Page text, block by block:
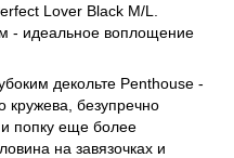
Lover Black M/L.
- идеальное воплощение
декольте Penthouse -
кружева, безупречно
попку еще более
на завязочках и